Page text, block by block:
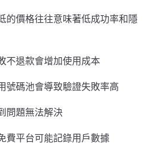
的價格往往意味著低成功率和隱
不退款會增加使用成本
號碼池會導致驗證失敗率高
問題無法解決
費平台可能記錄用戶數據